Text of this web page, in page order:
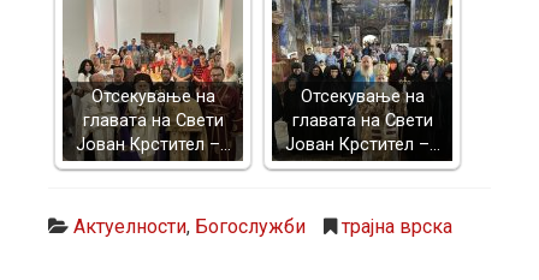
Отсекување на
главата на Свети
Јован Крстител –…
Отсекување на
главата на Свети
Јован Крстител –…
Актуелности, Богослужби трајна врска